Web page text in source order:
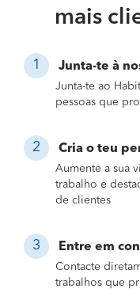
mais
Junta-te à
Junta-te ao
pessoas que
Cria o teu
Aumente a sua
trabalho e
de clientes
Entre em
Contacte
trabalhos que